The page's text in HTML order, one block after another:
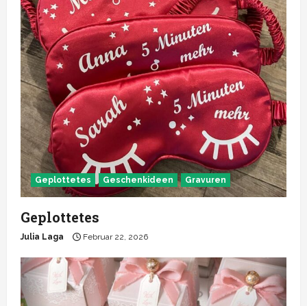
Geplottetes Geschenkideen Gravuren
Geplottetes
Julia Laga Februar 22, 2026